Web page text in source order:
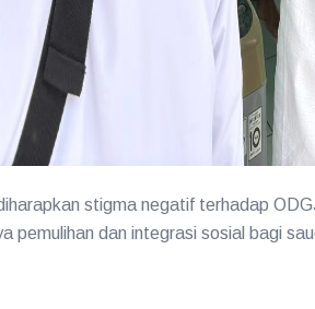
stigma negatif terhadap
pemulihan dan integrasi sosial bagi